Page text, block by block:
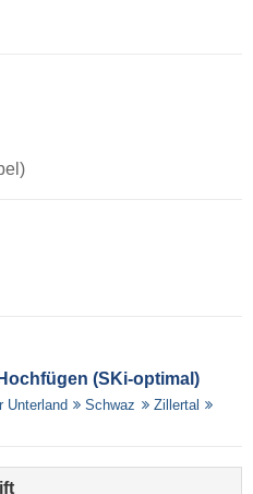
(SKi-optimal)
Unterland Schwaz
Zillertal